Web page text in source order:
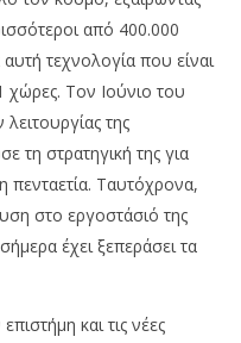
από 400.000
τεχνολογία που είναι
χώρες. Τον Ιούνιο του
της
τη στρατηγική της για
πενταετία. Ταυτόχρονα,
στο εργοστάσιό της
έχει ξεπεράσει τα
και τις νέες